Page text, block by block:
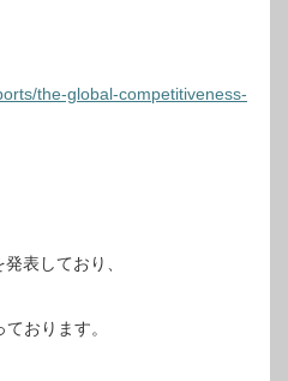
the-global-competitiveness-
表しており、
おります。